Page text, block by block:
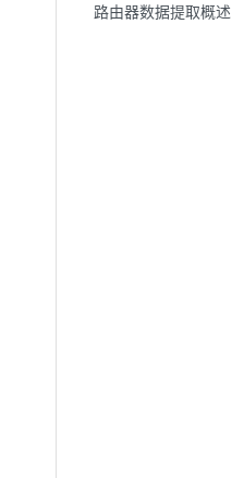
路由器数据提取概述